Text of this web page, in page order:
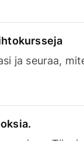
ja seuraa,